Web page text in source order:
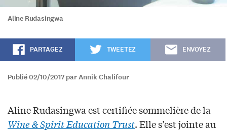
Aline Rudasingwa
PARTAGEZ TWEETEZ ENVOYEZ
Publié 02/10/2017 par Annik Chalifour
Aline Rudasingwa est certifiée sommelière de la
Wine & Spirit Education Trust. Elle s’est jointe au